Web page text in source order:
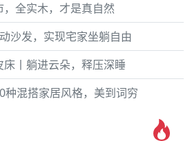
全实木，才是真自然
沙发，实现宅家坐躺自由
丨躺进云朵，释压深睡
混搭家居风格，美到词穷